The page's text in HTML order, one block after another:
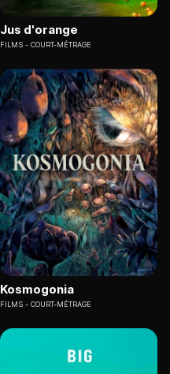
Jus d'orange
FILMS COURT-MÉTRAGE
Kosmogonia
FILMS COURT-MÉTRAGE